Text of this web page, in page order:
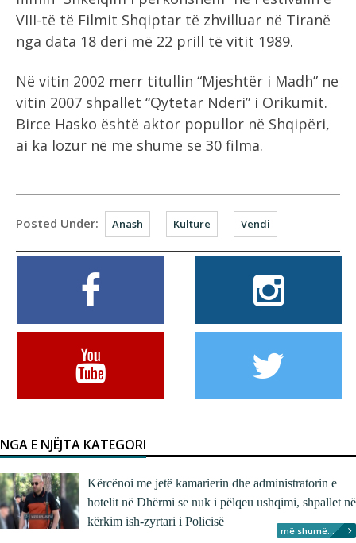
VIII-të të Filmit Shqiptar të zhvilluar në Tiranë
nga data 18 deri më 22 prill të vitit 1989.
Në vitin 2002 merr titullin “Mjeshtër i Madh” ne
vitin 2007 shpallet “Qytetar Nderi” i Orikumit.
Birce Hasko është aktor popullor në Shqipëri,
ai ka lozur në më shumë se 30 filma.
Posted Under: Anash Kulture Vendi
NGA E NJËJTA KATEGORI
Kërcënoi me jetë kamarierin dhe administratorin e
hotelit në Dhërmi se nuk i pëlqeu ushqimi, shpallet në
kërkim ish-zyrtari i Policisë
më shumë...